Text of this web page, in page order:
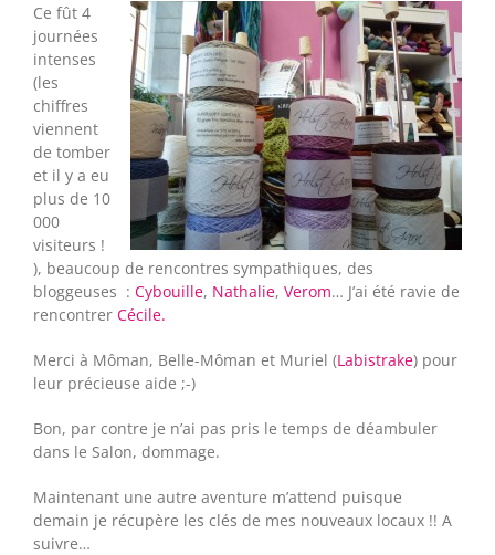
Ce fût 4
journées
intenses
(les
chiffres
viennent
de tomber
et il y a eu
plus de 10
000
visiteurs !
), beaucoup de rencontres sympathiques, des
bloggeuses : Cybouille, Nathalie, Verom… J’ai été ravie de
rencontrer Cécile.
Merci à Môman, Belle-Môman et Muriel (Labistrake) pour
leur précieuse aide ;-)
Bon, par contre je n’ai pas pris le temps de déambuler
dans le Salon, dommage.
Maintenant une autre aventure m’attend puisque
demain je récupère les clés de mes nouveaux locaux !! A
suivre…